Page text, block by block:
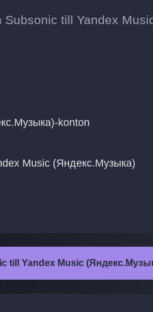
till Yandex
konton
Music (Яндекс.Музыка)
till Yandex Music